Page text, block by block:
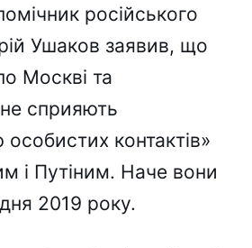
російського
Ушаков заявив, що
Москві та
сприяють
контактів»
і Путіним. Наче вони
2019 року.